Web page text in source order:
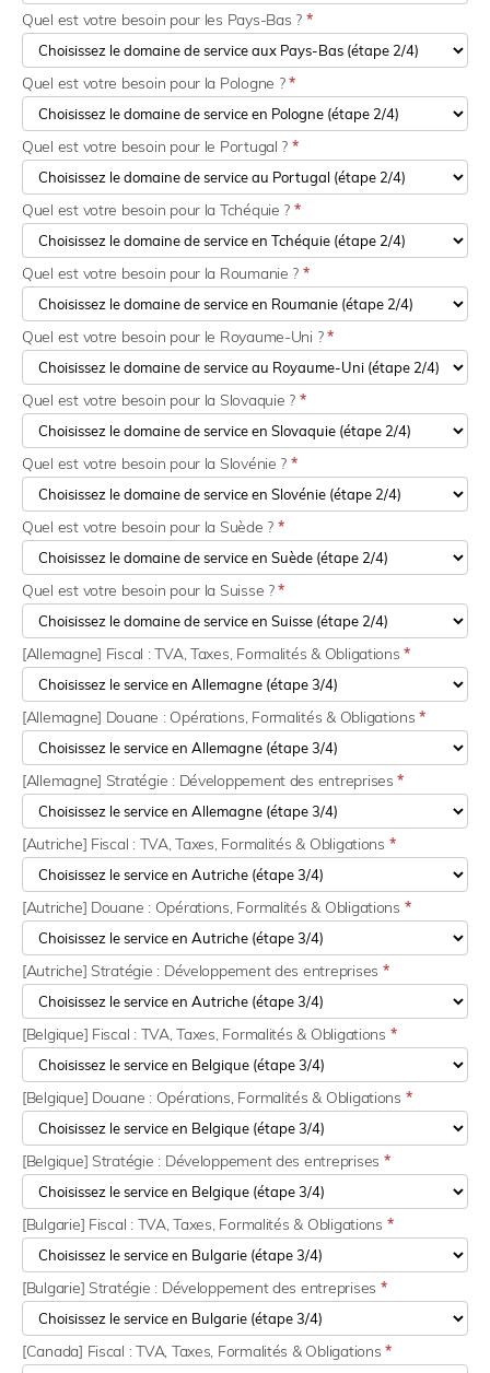
Quel est votre besoin pour les Pays-Bas ? *
Quel est votre besoin pour la Pologne ?*
Quel est votre besoin pour le Portugal ? *
Quel est votre besoin pour la Tchéquie ? *
Quel est votre besoin pour la Roumanie ? *
Quel est votre besoin pour le Royaume-Uni ?*
Quel est votre besoin pour la Slovaquie ? *
Quel est votre besoin pour la Slovénie ? *
Quel est votre besoin pour la Suède ? *
Quel est votre besoin pour la Suisse ?*
[Allemagne] Fiscal : TVA, Taxes, Formalités & Obligations*
[Allemagne] Douane : Opérations, Formalités & Obligations*
[Allemagne] Stratégie : Développement des entreprises*
[Autriche] Fiscal : TVA, Taxes, Formalités & Obligations *
[Autriche] Douane : Opérations, Formalités & Obligations *
[Autriche] Stratégie : Développement des entreprises *
[Belgique] Fiscal : TVA, Taxes, Formalités & Obligations *
[Belgique] Douane : Opérations, Formalités & Obligations *
[Belgique] Stratégie : Développement des entreprises *
[Bulgarie] Fiscal : TVA, Taxes, Formalités & Obligations *
[Bulgarie] Stratégie : Développement des entreprises *
[Canada] Fiscal : TVA, Taxes, Formalités & Obligations*